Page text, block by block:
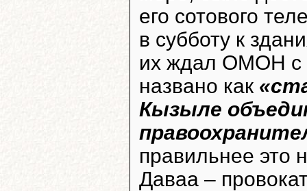
его сотового
в субботу к
их ждал ОМОН с
названо как
Кызыле
правильнее это
Даваа –